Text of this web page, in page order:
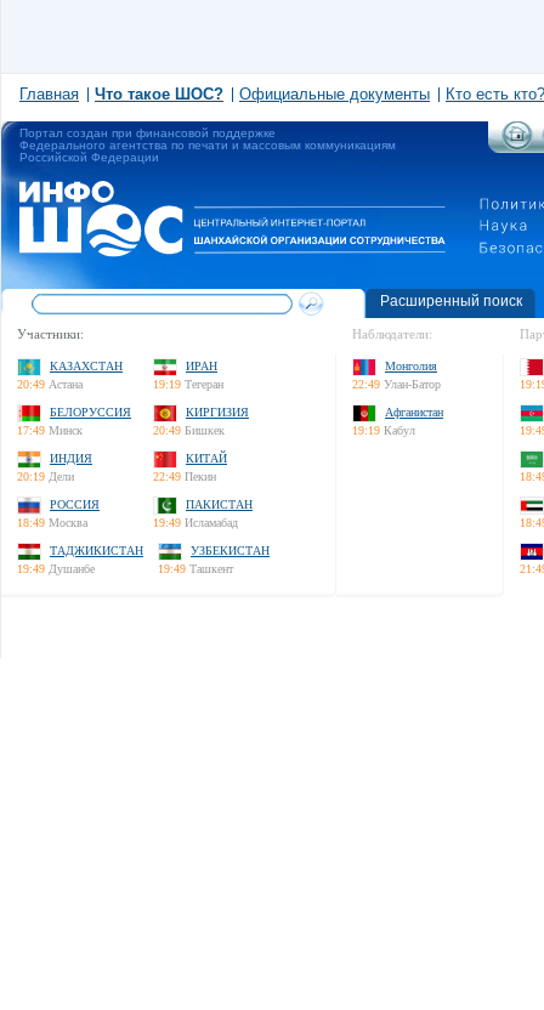
Главная Что такое ШОС? Официальные документы Кто есть кто?
Портал создан при финансовой поддержке
Федерального агентства по печати и массовым коммуникациям
Российской Федерации
Расширенный поиск
Участники:
КАЗАХСТАН
20:49 Астана
ИРАН
19:19 Тегеран
БЕЛОРУССИЯ
17:49 Минск
КИРГИЗИЯ
20:49 Бишкек
ИНДИЯ
20:19 Дели
КИТАЙ
22:49 Пекин
РОССИЯ
18:49 Москва
ПАКИСТАН
19:49 Исламабад
ТАДЖИКИСТАН
19:49 Душанбе
УЗБЕКИСТАН
19:49 Ташкент
Наблюдатели:
Монголия
22:49 Улан-Батор
Афганистан
19:19 Кабул